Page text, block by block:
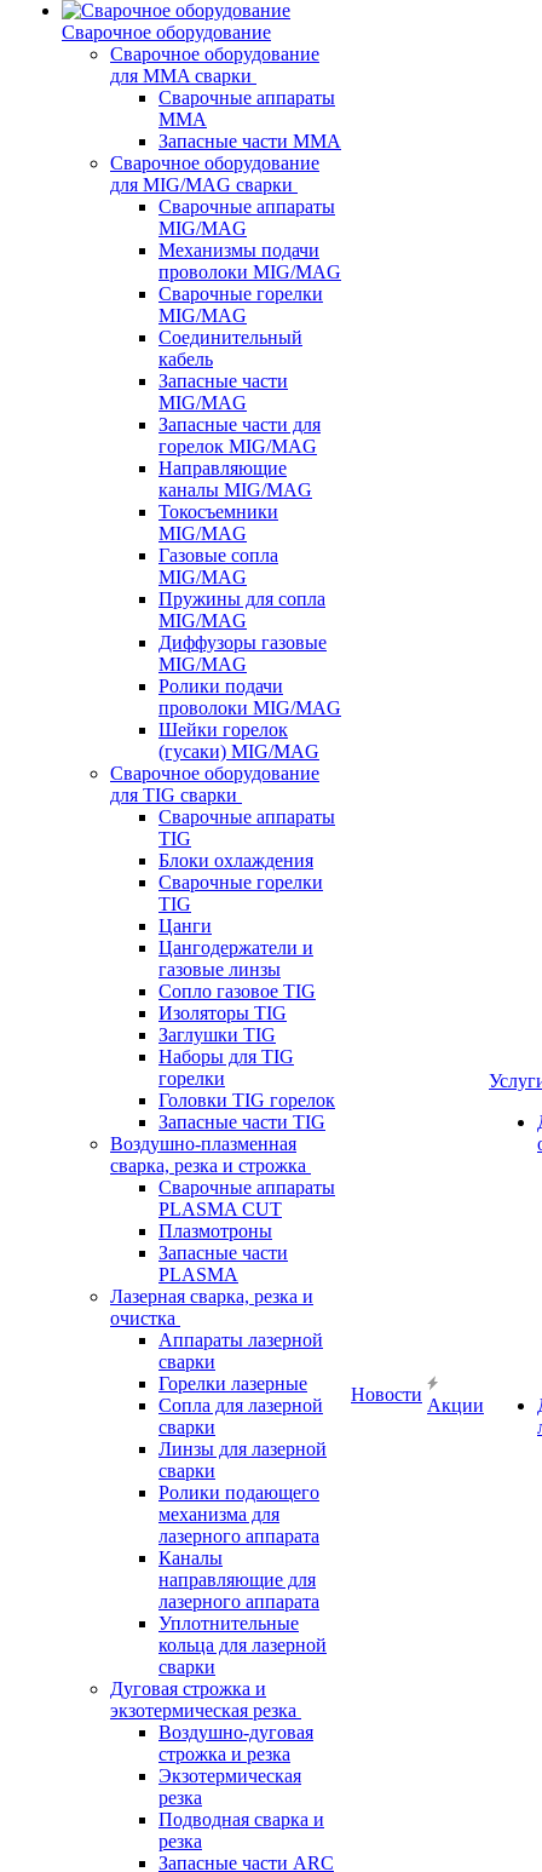
Сварочное оборудование
Сварочное оборудование
для MMA сварки
Сварочные аппараты
MMA
Запасные части MMA
Сварочное оборудование
для MIG/MAG сварки
Сварочные аппараты
MIG/MAG
Механизмы подачи
проволоки MIG/MAG
Сварочные горелки
MIG/MAG
Соединительный
кабель
Запасные части
MIG/MAG
Запасные части для
горелок MIG/MAG
Направляющие
каналы MIG/MAG
Токосъемники
MIG/MAG
Газовые сопла
MIG/MAG
Пружины для сопла
MIG/MAG
Диффузоры газовые
MIG/MAG
Ролики подачи
проволоки MIG/MAG
Шейки горелок
(гусаки) MIG/MAG
Сварочное оборудование
для TIG сварки
Сварочные аппараты
TIG
Блоки охлаждения
Сварочные горелки
TIG
Цанги
Цангодержатели и
газовые линзы
Сопло газовое TIG
Изоляторы TIG
Заглушки TIG
Наборы для TIG
горелки
Головки TIG горелок
Запасные части TIG
Воздушно-плазменная
сварка, резка и строжка
Сварочные аппараты
PLASMA CUT
Плазмотроны
Запасные части
PLASMA
Лазерная сварка, резка и
очистка
Аппараты лазерной
сварки
Горелки лазерные
Сопла для лазерной
сварки
Линзы для лазерной
сварки
Ролики подающего
механизма для
лазерного аппарата
Каналы
направляющие для
лазерного аппарата
Уплотнительные
кольца для лазерной
сварки
Дуговая строжка и
экзотермическая резка
Воздушно-дуговая
строжка и резка
Экзотермическая
резка
Подводная сварка и
резка
Запасные части ARC
Новости
Акции